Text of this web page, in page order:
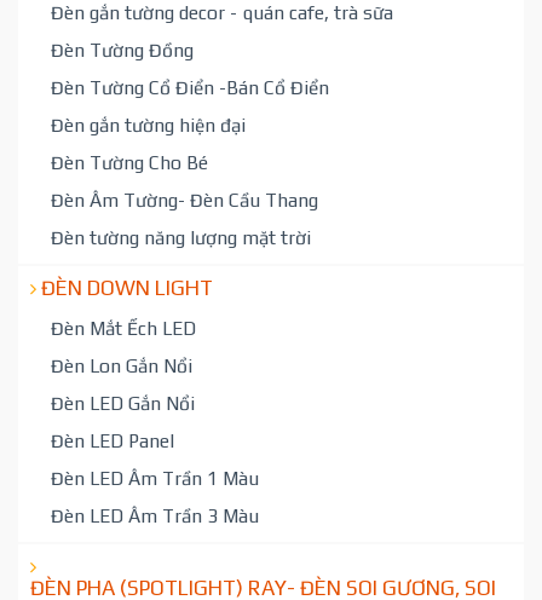
Đèn gắn tường decor - quán cafe, trà sữa
Đèn Tường Đồng
Đèn Tường Cổ Điển -Bán Cổ Điển
Đèn gắn tường hiện đại
Đèn Tường Cho Bé
Đèn Âm Tường- Đèn Cầu Thang
Đèn tường năng lượng mặt trời
ĐÈN DOWN LIGHT
Đèn Mắt Ếch LED
Đèn Lon Gắn Nổi
Đèn LED Gắn Nổi
Đèn LED Panel
Đèn LED Âm Trần 1 Màu
Đèn LED Âm Trần 3 Màu
ĐÈN PHA (SPOTLIGHT) RAY- ĐÈN SOI GƯƠNG, SOI